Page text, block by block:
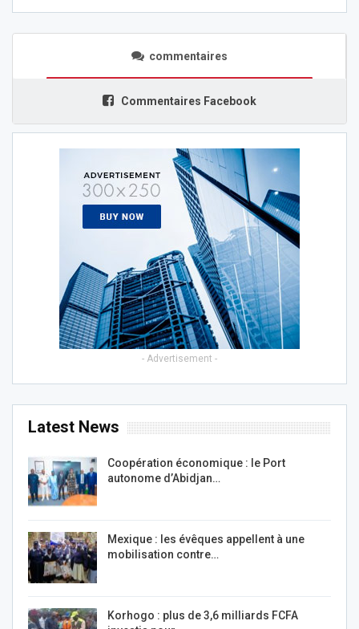
commentaires
Commentaires Facebook
- Advertisement -
Latest News
Coopération économique : le Port
autonome d’Abidjan…
Mexique : les évêques appellent à une
mobilisation contre…
Korhogo : plus de 3,6 milliards FCFA